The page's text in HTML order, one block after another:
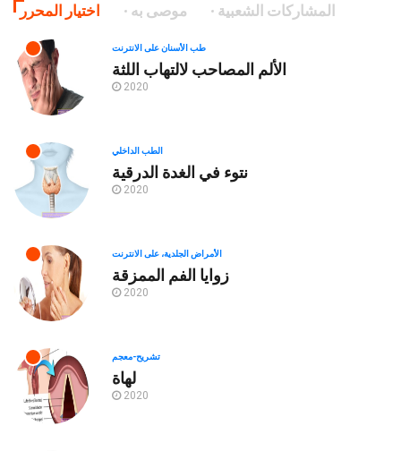
اختيار المحرر موصى به المشاركات الشعبية
طب الأسنان على الانترنت
الألم المصاحب لالتهاب اللثة
2020
الطب الداخلي
نتوء في الغدة الدرقية
2020
الأمراض الجلدية، على الانترنت
زوايا الفم الممزقة
2020
تشريح-معجم
لهاة
2020